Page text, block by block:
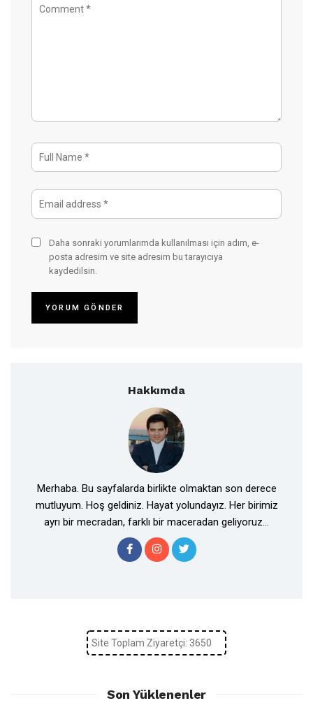
Daha sonraki yorumlarımda kullanılması için adım, e-
posta adresim ve site adresim bu tarayıcıya
kaydedilsin.
Hakkımda
Merhaba. Bu sayfalarda birlikte olmaktan son derece
mutluyum. Hoş geldiniz. Hayat yolundayız. Her birimiz
ayrı bir mecradan, farklı bir maceradan geliyoruz...
Site Toplam Ziyaretçi: 3650
Son Yüklenenler